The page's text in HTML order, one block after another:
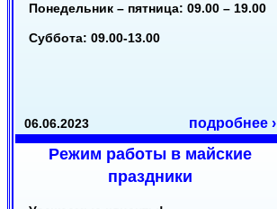
Понедельник – пятница: 09.00 – 19.00
Суббота: 09.00-13.00
06.06.2023 подробнее ›
Режим работы в майские
праздники